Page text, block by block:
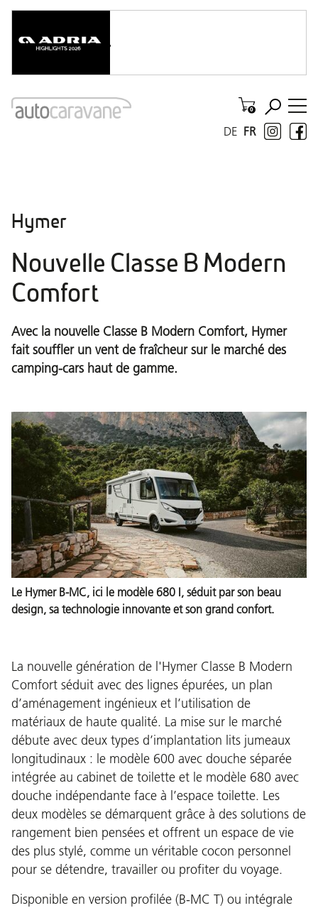
FR
DE
Hymer
Nouvelle Classe B Modern
Comfort
Avec la nouvelle Classe B Modern Comfort, Hymer
fait souffler un vent de fraîcheur sur le marché des
camping-cars haut de gamme.
Le Hymer B-MC, ici le modèle 680 I, séduit par son beau
design, sa technologie innovante et son grand confort.
La nouvelle génération de l'Hymer Classe B Modern
Comfort séduit avec des lignes épurées, un plan
d’aménagement ingénieux et l’utilisation de
matériaux de haute qualité. La mise sur le marché
débute avec deux types d’implantation lits jumeaux
longitudinaux : le modèle 600 avec douche séparée
intégrée au cabinet de toilette et le modèle 680 avec
douche indépendante face à l’espace toilette. Les
deux modèles se démarquent grâce à des solutions de
rangement bien pensées et offrent un espace de vie
des plus stylé, comme un véritable cocon personnel
pour se détendre, travailler ou profiter du voyage.
Disponible en version profilée (B-MC T) ou intégrale